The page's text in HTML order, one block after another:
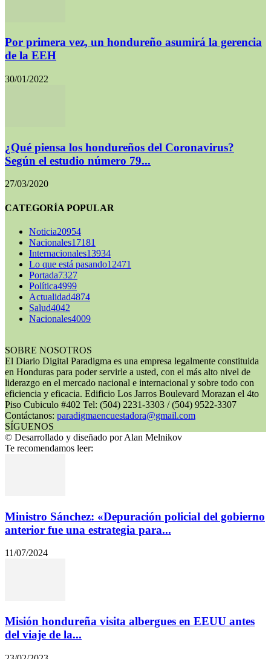
Por primera vez, un hondureño asumirá la gerencia
de la EEH
30/01/2022
¿Qué piensa los hondureños del Coronavirus?
Según el estudio número 79...
27/03/2020
CATEGORÍA POPULAR
Noticia20954
Nacionales17181
Internacionales13934
Lo que está pasando12471
Portada7327
Política4999
Actualidad4874
Salud4042
Nacionales4009
SOBRE NOSOTROS
El Diario Digital Paradigma es una empresa legalmente constituida
en Honduras para poder servirle a usted, con el más alto nivel de
liderazgo en el mercado nacional e internacional y sobre todo con
eficiencia y eficacia. Edificio Los Jarros Boulevard Morazan el 4to
Piso Cubiculo #402 Tel: (504) 2231-3303 / (504) 9522-3307
Contáctanos: paradigmaencuestadora@gmail.com
SÍGUENOS
© Desarrollado y diseñado por Alan Melnikov
Te recomendamos leer:
Ministro Sánchez: «Depuración policial del gobierno
anterior fue una estrategia para...
11/07/2024
Misión hondureña visita albergues en EEUU antes
del viaje de la...